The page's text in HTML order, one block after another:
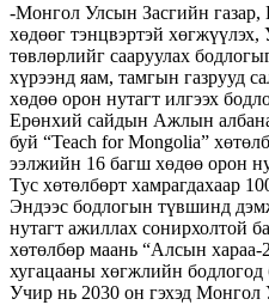
-Монгол Улсын Засгийн газар,
хөдөөг тэнцвэртэй
төвлөрлийг сааруулах
хүрээнд яам, тамгын газрууд
хөдөө орон нутагт илгээх
Ерөнхий сайдын Ажлын
буй “Teach for Mongolia”
ээлжийн 16 багш хөдөө орон
Тус хөтөлбөрт хамрагдахаар
Эндээс бодлогын түвшинд
нутагт ажиллах сонирхолтой
хөтөлбөр маань “Алсын
хугацааны хөгжлийн
Учир нь 2030 он гэхэд Монгол